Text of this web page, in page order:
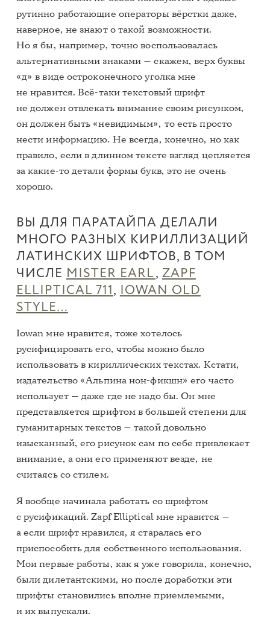
рутинно работающие операторы вёрстки даже,
наверное, не знают о такой возможности.
Но я бы, например, точно воспользовалась
альтернативными знаками — скажем, верх буквы
«д» в виде остроконечного уголка мне
не нравится. Всё-таки текстовый шрифт
не должен отвлекать внимание своим рисунком,
он должен быть «невидимым», то есть просто
нести информацию. Не всегда, конечно, но как
правило, если в длинном тексте взгляд цепляется
за какие-то детали формы букв, это не очень
хорошо.
ВЫ ДЛЯ ПАРАТАЙПА ДЕЛАЛИ
МНОГО РАЗНЫХ КИРИЛЛИЗАЦИЙ
ЛАТИНСКИХ ШРИФТОВ, В ТОМ
ЧИСЛЕ MISTER EARL, ZAPF
ELLIPTICAL 711, IOWAN OLD
STYLE…
Iowan мне нравится, тоже хотелось
русифицировать его, чтобы можно было
использовать в кириллических текстах. Кстати,
издательство «Альпина нон-фикшн» его часто
использует — даже где не надо бы. Он мне
представляется шрифтом в большей степени для
гуманитарных текстов — такой довольно
изысканный, его рисунок сам по себе привлекает
внимание, а они его применяют везде, не
считаясь со стилем.
Я вообще начинала работать со шрифтом
с русификаций. Zapf Elliptical мне нравится —
а если шрифт нравился, я старалась его
приспособить для собственного использования.
Мои первые работы, как я уже говорила, конечно,
были дилетантскими, но после доработки эти
шрифты становились вполне приемлемыми,
и их выпускали.